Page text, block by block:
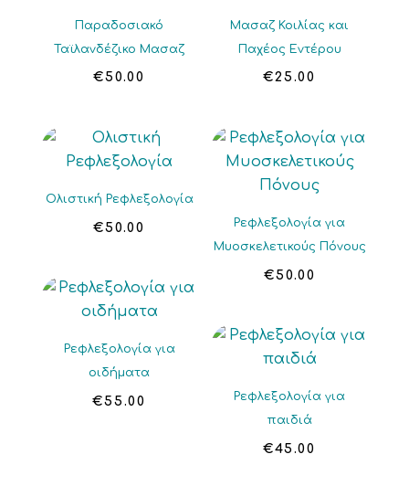
Παραδοσιακό
Ταϊλανδέζικο Μασαζ
€50.00
Μασαζ Κοιλίας και
Παχέος Εντέρου
€25.00
Ολιστική Ρεφλεξολογία
€50.00
Ρεφλεξολογία για
Μυοσκελετικούς Πόνους
€50.00
Ρεφλεξολογία για
οιδήματα
€55.00
Ρεφλεξολογία για
παιδιά
€45.00